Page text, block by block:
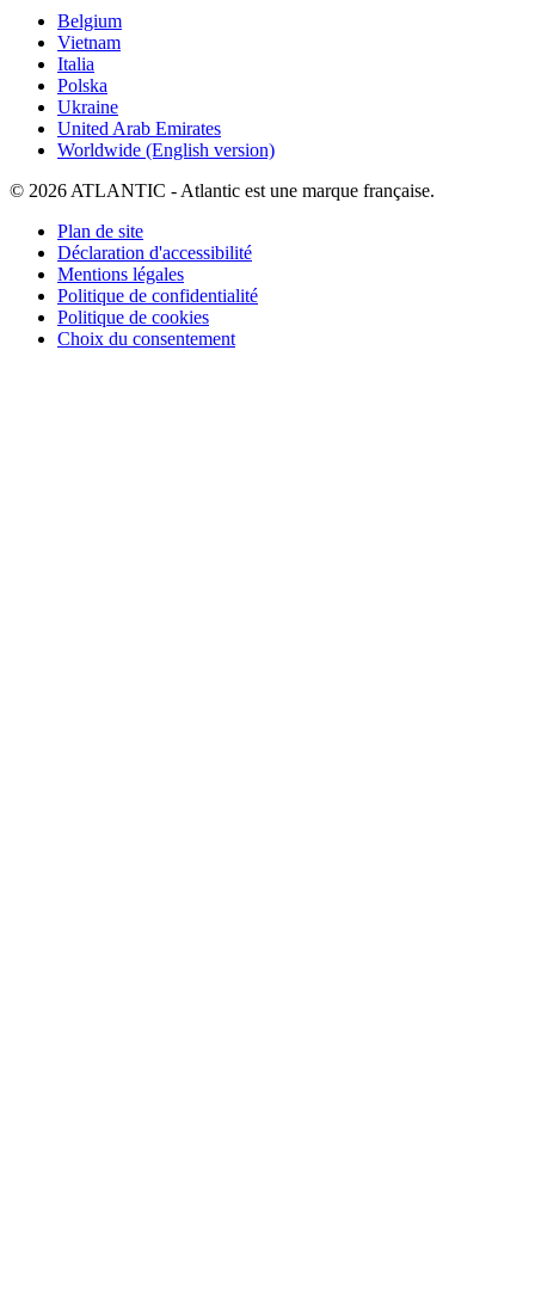
Belgium
Vietnam
Italia
Polska
Ukraine
United Arab Emirates
Worldwide (English version)
© 2026 ATLANTIC - Atlantic est une marque française.
Plan de site
Déclaration d'accessibilité
Mentions légales
Politique de confidentialité
Politique de cookies
Choix du consentement